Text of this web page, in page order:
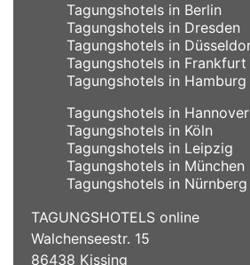
Tagungshotels in Berlin
Tagungshotels in Dresden
Tagungshotels in
Tagungshotels in Frankfurt
Tagungshotels in Hamburg
Tagungshotels in Hannover
Tagungshotels in Köln
Tagungshotels in Leipzig
Tagungshotels in München
Tagungshotels in Nürnberg
TAGUNGSHOTELS online
Walchenseestr. 15
86438 Kissing